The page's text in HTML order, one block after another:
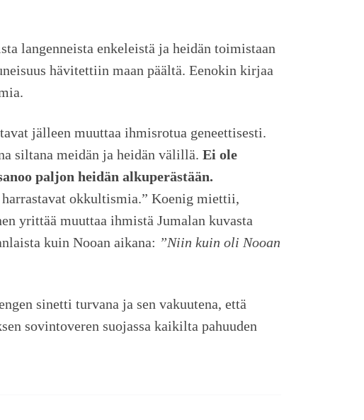
langenneista enkeleistä ja heidän toimistaan
hävitettiin maan päältä. Eenokin kirjaa
jälleen muuttaa ihmisrotua geneettisesti.
siltana meidän ja heidän välillä. Ei ole
paljon heidän alkuperästään.
okkultismia.” Koenig miettii,
yrittää muuttaa ihmistä Jumalan kuvasta
kuin Nooan aikana: ”Niin kuin oli Nooan
sinetti turvana ja sen vakuutena, että
sovintoveren suojassa kaikilta pahuuden